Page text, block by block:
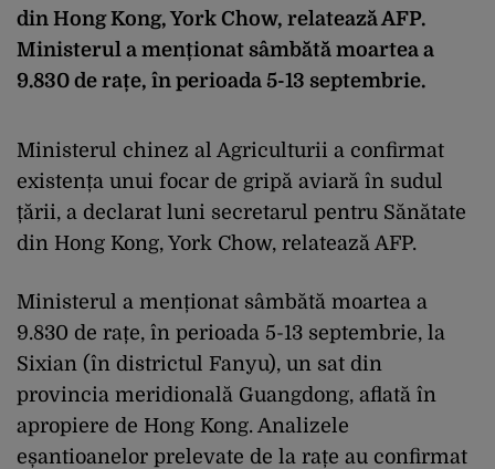
din Hong Kong, York Chow, relatează AFP.
Ministerul a menționat sâmbătă moartea a
9.830 de rațe, în perioada 5-13 septembrie.
Ministerul chinez al Agriculturii a confirmat
existența unui focar de gripă aviară în sudul
țării, a declarat luni secretarul pentru Sănătate
din Hong Kong, York Chow, relatează AFP.
Ministerul a menționat sâmbătă moartea a
9.830 de rațe, în perioada 5-13 septembrie, la
Sixian (în districtul Fanyu), un sat din
provincia meridională Guangdong, aflată în
apropiere de Hong Kong. Analizele
eșantioanelor prelevate de la rațe au confirmat